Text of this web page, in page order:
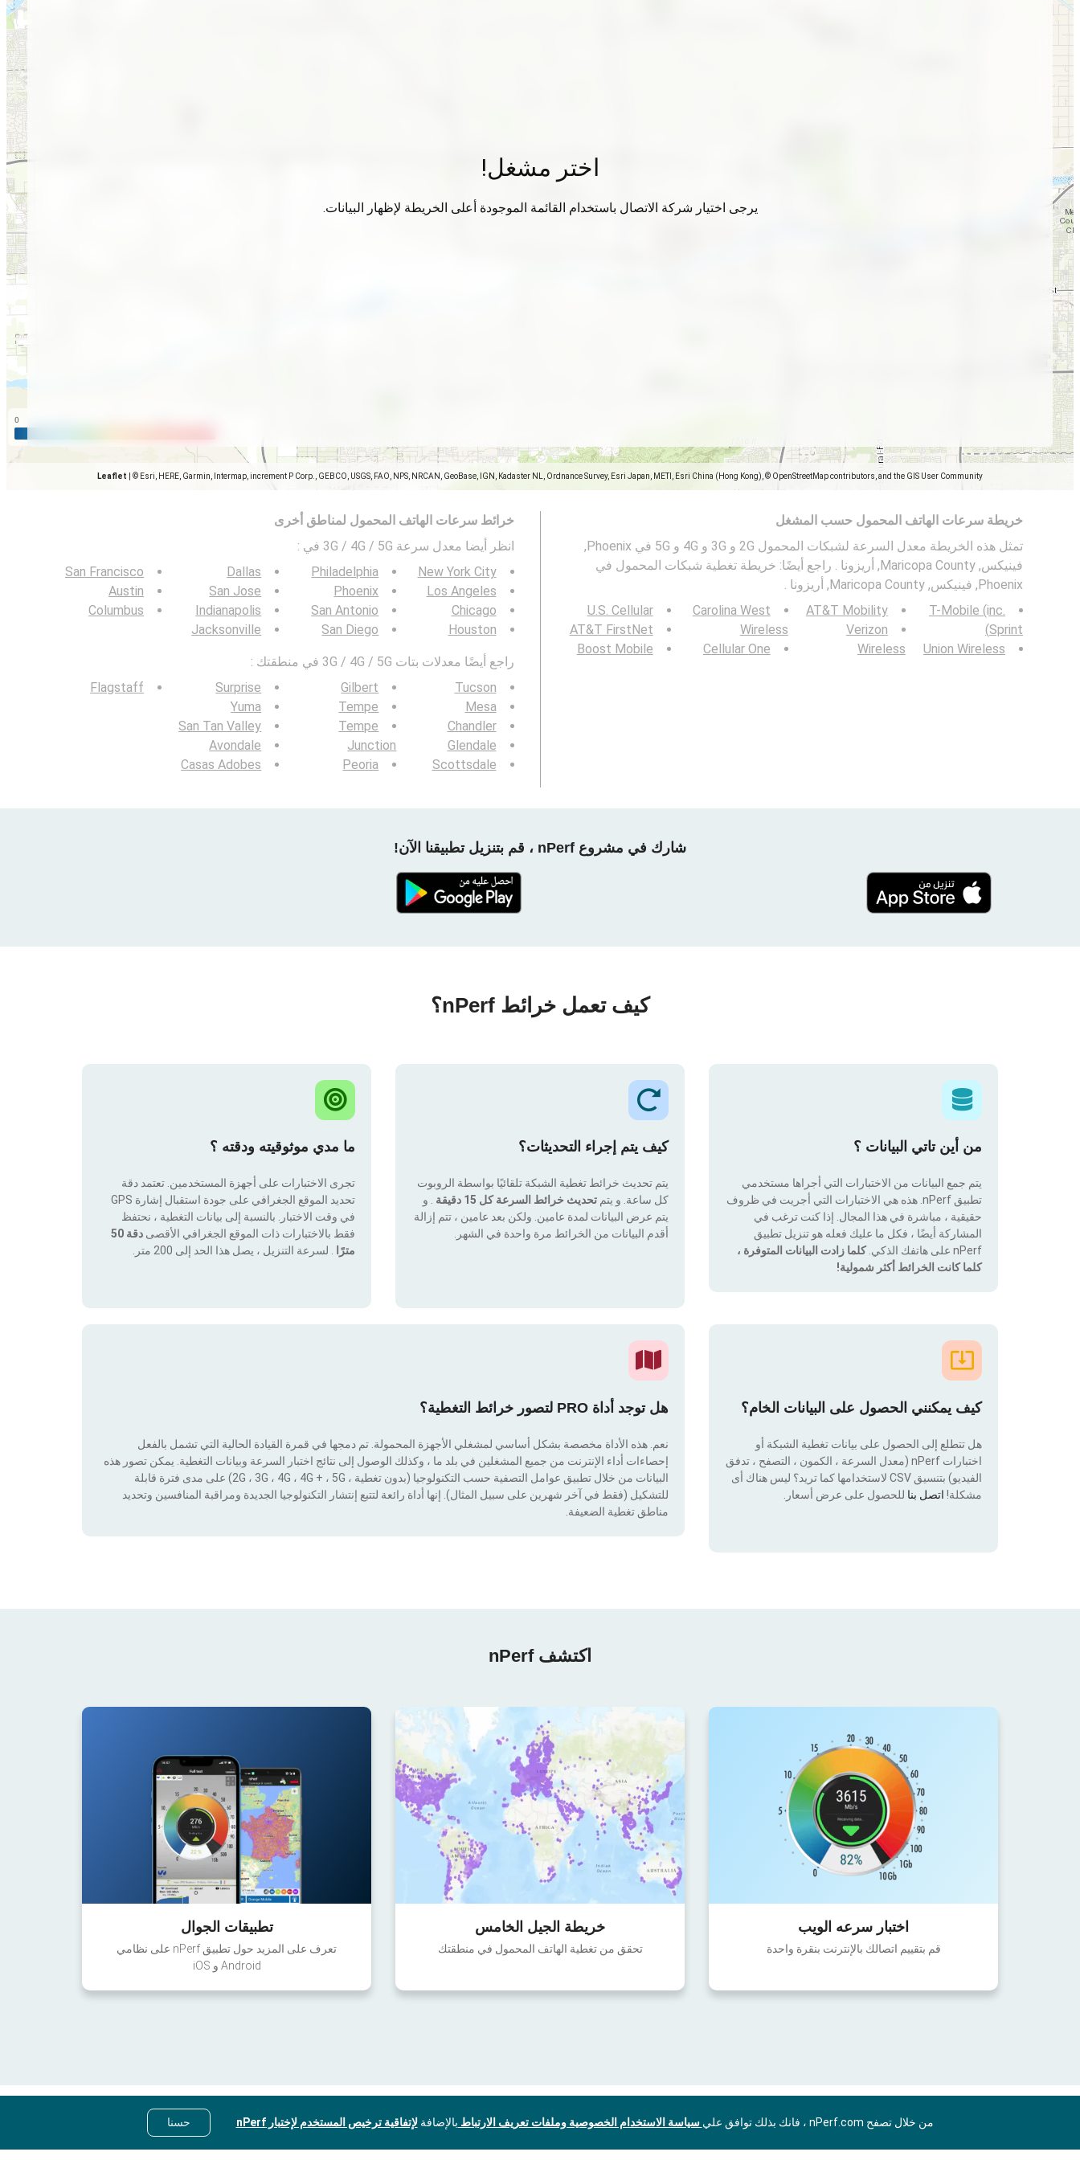
Leaflet © Esri, HERE, Garmin, Intermap, increment P Corp., GEBCO, USGS, FAO, NPS, NRCAN, GeoBase, IGN, Kadaster NL, Ordnance Survey, Esri Japan, METI, Esri China (Hong Kong), © OpenStreetMap contributors, and the GIS User Community
اختر مشغل!
يرجى اختيار شركة الاتصال باستخدام القائمة الموجودة أعلى الخريطة لإظهار البيانات.
خريطة سرعات الهاتف المحمول حسب المشغل
تمثل هذه الخريطة معدل السرعة لشبكات المحمول 2G و 3G و 4G و 5G في Phoenix,
فينيكس, Maricopa County, أريزونا . راجع أيضًا: خريطة تغطية شبكات المحمول في
Phoenix, فينيكس, Maricopa County, أريزونا .
T-Mobile (inc.
Sprint)
Union Wireless
AT&T Mobility
Verizon
Wireless
Carolina West
Wireless
Cellular One
U.S. Cellular
AT&T FirstNet
Boost Mobile
خرائط سرعات الهاتف المحمول لمناطق أخرى
انظر أيضا معدل سرعة 3G / 4G / 5G في
:
New York City
Los Angeles
Chicago
Houston
Philadelphia
Phoenix
San Antonio
San Diego
Dallas
San Jose
Indianapolis
Jacksonville
San Francisco
Austin
Columbus
راجع أيضًا معدلات بتات 3G / 4G / 5G في منطقتك :
Tucson
Mesa
Chandler
Glendale
Scottsdale
Gilbert
Tempe
Tempe
Junction
Peoria
Surprise
Yuma
San Tan Valley
Avondale
Casas Adobes
Flagstaff
شارك في مشروع nPerf ، قم بتنزيل تطبيقنا الآن!
كيف تعمل خرائط nPerf؟
من أين تاتي البيانات ؟
يتم جمع البيانات من الاختبارات التي أجراها مستخدمي
تطبيق nPerf. هذه هي الاختبارات التي أجريت في ظروف
حقيقية ، مباشرة في هذا المجال. إذا كنت ترغب في
المشاركة أيضًا ، فكل ما عليك فعله هو تنزيل تطبيق
nPerf على هاتفك الذكي.
كلما زادت البيانات المتوفرة ،
كلما كانت الخرائط أكثر شمولية!
كيف يتم إجراء التحديثات؟
يتم تحديث خرائط تغطية الشبكة تلقائيًا بواسطة الروبوت
كل ساعة. و يتم تحديث خرائط السرعة كل 15 دقيقة
. و
يتم عرض البيانات لمدة عامين. ولكن بعد عامين ، تتم إزالة
أقدم البيانات من الخرائط مرة واحدة في الشهر.
ما مدي موثوقيته ودقته ؟
تجرى الاختبارات على أجهزة المستخدمين. تعتمد دقة
تحديد الموقع الجغرافي على جودة استقبال إشارة GPS
في وقت الاختبار. بالنسبة إلى بيانات التغطية ، نحتفظ
فقط بالاختبارات ذات الموقع الجغرافي الأقصى
دقة 50
مترًا
. لسرعة التنزيل ، يصل هذا الحد إلى 200 متر.
كيف يمكنني الحصول على البيانات الخام؟
هل تتطلع إلى الحصول على بيانات تغطية الشبكة أو
اختبارات nPerf (معدل السرعة ، الكمون ، التصفح ، تدفق
الفيديو) بتنسيق CSV لاستخدامها كما تريد؟ ليس هناك أى
مشكلة! اتصل بنا للحصول على عرض أسعار.
هل توجد أداة PRO لتصور خرائط التغطية؟
نعم. هذه الأداة مخصصة بشكل أساسي لمشغلي الأجهزة المحمولة. تم دمجها في قمرة القيادة الحالية التي تشمل بالفعل
إحصاءات أداء الإنترنت من جميع المشغلين في بلد ما ، وكذلك الوصول إلى نتائج اختبار السرعة وبيانات التغطية. يمكن تصور هذه
البيانات من خلال تطبيق عوامل التصفية حسب التكنولوجيا (بدون تغطية ، 2G ، 3G ، 4G ، 4G + ، 5G) على مدى فترة قابلة
للتشكيل (فقط في آخر شهرين على سبيل المثال). إنها أداة رائعة لتتبع إنتشار التكنولوجيا الجديدة ومراقبة المنافسين وتحديد
مناطق تغطية الضعيفة.
اكتشف nPerf
اختبار سرعه الويب
قم بتقييم اتصالك بالإنترنت بنقرة واحدة
خريطة الجيل الخامس
تحقق من تغطية الهاتف المحمول في منطقتك
تطبيقات الجوال
تعرف على المزيد حول تطبيق nPerf على نظامي
Android و iOS
من خلال تصفح nPerf.com ، فانك بذلك توافق علي سياسة الاستخدام الخصوصية وملفات تعريف الارتباط بالإضافةلإتفاقية ترخيص المستخدم لإختبار nPerf حسنا